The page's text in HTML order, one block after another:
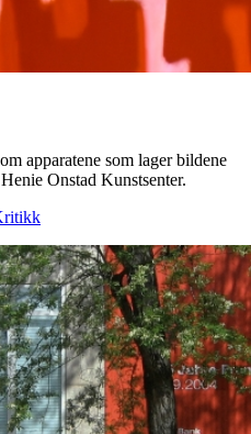
apparatene som lager bildene
Onstad Kunstsenter.